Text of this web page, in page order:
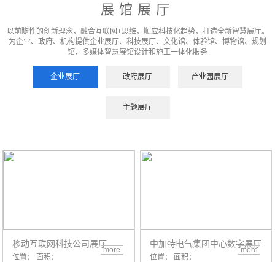
展馆展厅
以前瞻性的创新理念，融合互联网+思维，顺应科技化趋势，打造全新智慧展厅。
为企业、政府、机构提供企业展厅、科技展厅、文化馆、体验馆、博物馆、规划
馆、多媒体智慧展馆设计和施工一体化服务
企业展厅 政府展厅 产业园展厅
主题展厅
移动互联网科技公司展厅
位置： 面积：
more
中加特电气集团中心数字展厅
位置： 面积：
more